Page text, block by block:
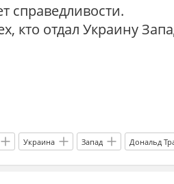
Спецоперация война
справедливости.
кто отдал Украину
Украина Запад Дональд
Донбасс Новороссия